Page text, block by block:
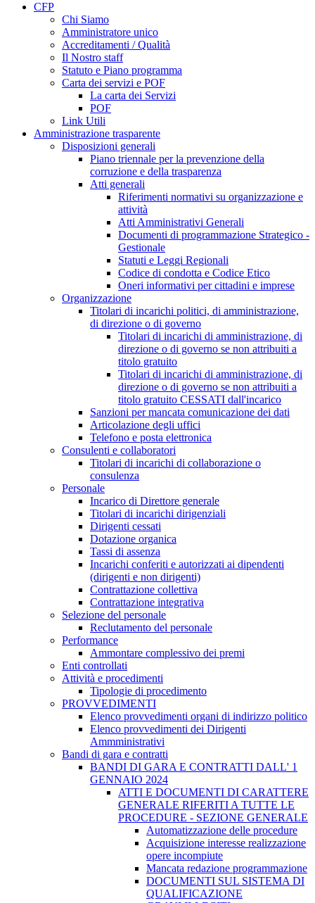
CFP
Chi Siamo
Amministratore unico
Accreditamenti / Qualità
Il Nostro staff
Statuto e Piano programma
Carta dei servizi e POF
La carta dei Servizi
POF
Link Utili
Amministrazione trasparente
Disposizioni generali
Piano triennale per la prevenzione della
corruzione e della trasparenza
Atti generali
Riferimenti normativi su organizzazione e
attività
Atti Amministrativi Generali
Documenti di programmazione Strategico -
Gestionale
Statuti e Leggi Regionali
Codice di condotta e Codice Etico
Oneri informativi per cittadini e imprese
Organizzazione
Titolari di incarichi politici, di amministrazione,
di direzione o di governo
Titolari di incarichi di amministrazione, di
direzione o di governo se non attribuiti a
titolo gratuito
Titolari di incarichi di amministrazione, di
direzione o di governo se non attribuiti a
titolo gratuito CESSATI dall'incarico
Sanzioni per mancata comunicazione dei dati
Articolazione degli uffici
Telefono e posta elettronica
Consulenti e collaboratori
Titolari di incarichi di collaborazione o
consulenza
Personale
Incarico di Direttore generale
Titolari di incarichi dirigenziali
Dirigenti cessati
Dotazione organica
Tassi di assenza
Incarichi conferiti e autorizzati ai dipendenti
(dirigenti e non dirigenti)
Contrattazione collettiva
Contrattazione integrativa
Selezione del personale
Reclutamento del personale
Performance
Ammontare complessivo dei premi
Enti controllati
Attività e procedimenti
Tipologie di procedimento
PROVVEDIMENTI
Elenco provvedimenti organi di indirizzo politico
Elenco provvedimenti dei Dirigenti
Ammministrativi
Bandi di gara e contratti
BANDI DI GARA E CONTRATTI DALL' 1
GENNAIO 2024
ATTI E DOCUMENTI DI CARATTERE
GENERALE RIFERITI A TUTTE LE
PROCEDURE - SEZIONE GENERALE
Automatizzazione delle procedure
Acquisizione interesse realizzazione
opere incompiute
Mancata redazione programmazione
DOCUMENTI SUL SISTEMA DI
QUALIFICAZIONE